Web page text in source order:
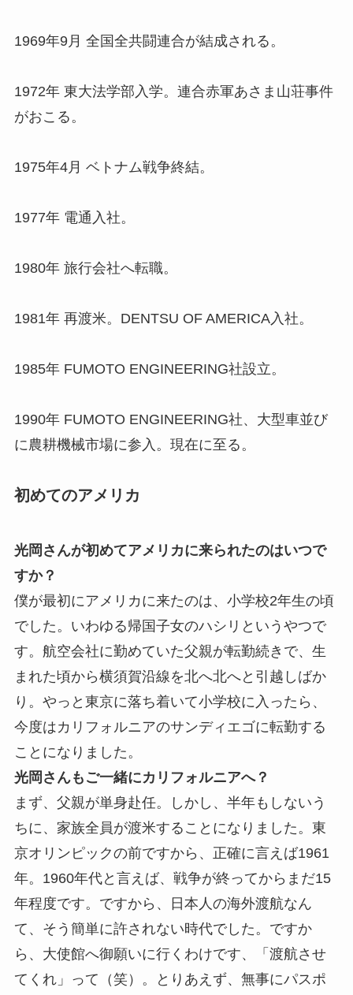
1969年9月 全国全共闘連合が結成される。
1972年 東大法学部入学。連合赤軍あさま山荘事件
がおこる。
1975年4月 ベトナム戦争終結。
1977年 電通入社。
1980年 旅行会社へ転職。
1981年 再渡米。DENTSU OF AMERICA入社。
1985年 FUMOTO ENGINEERING社設立。
1990年 FUMOTO ENGINEERING社、大型車並び
に農耕機械市場に参入。現在に至る。
初めてのアメリカ
光岡さんが初めてアメリカに来られたのはいつで
すか？
僕が最初にアメリカに来たのは、小学校2年生の頃
でした。いわゆる帰国子女のハシリというやつで
す。航空会社に勤めていた父親が転勤続きで、生
まれた頃から横須賀沿線を北へ北へと引越しばか
り。やっと東京に落ち着いて小学校に入ったら、
今度はカリフォルニアのサンディエゴに転勤する
ことになりました。
光岡さんもご一緒にカリフォルニアへ？
まず、父親が単身赴任。しかし、半年もしないう
ちに、家族全員が渡米することになりました。東
京オリンピックの前ですから、正確に言えば1961
年。1960年代と言えば、戦争が終ってからまだ15
年程度です。ですから、日本人の海外渡航なん
て、そう簡単に許されない時代でした。ですか
ら、大使館へ御願いに行くわけです、「渡航させ
てくれ」って（笑）。とりあえず、無事にパスポ